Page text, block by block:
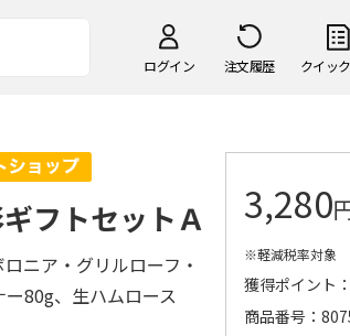
ログイン 注文履歴 クイッ
フトセットＡ
ニア・グリルローフ・
80g、生ハムロース
3,280
※軽減税率対象
獲得ポイント
商品番号